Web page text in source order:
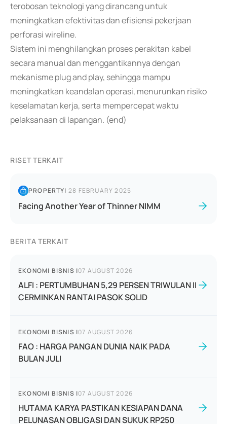
terobosan teknologi yang dirancang untuk
meningkatkan efektivitas dan efisiensi pekerjaan
perforasi wireline.
Sistem ini menghilangkan proses perakitan kabel
secara manual dan menggantikannya dengan
mekanisme plug and play, sehingga mampu
meningkatkan keandalan operasi, menurunkan risiko
keselamatan kerja, serta mempercepat waktu
pelaksanaan di lapangan. (end)
RISET TERKAIT
PROPERTY|28 FEBRUARY 2025
Facing Another Year of Thinner NIMM
BERITA TERKAIT
EKONOMI BISNIS |07 AUGUST 2026
ALFI : PERTUMBUHAN 5,29 PERSEN TRIWULAN II
CERMINKAN RANTAI PASOK SOLID
EKONOMI BISNIS |07 AUGUST 2026
FAO : HARGA PANGAN DUNIA NAIK PADA
BULAN JULI
EKONOMI BISNIS |07 AUGUST 2026
HUTAMA KARYA PASTIKAN KESIAPAN DANA
PELUNASAN OBLIGASI DAN SUKUK RP250